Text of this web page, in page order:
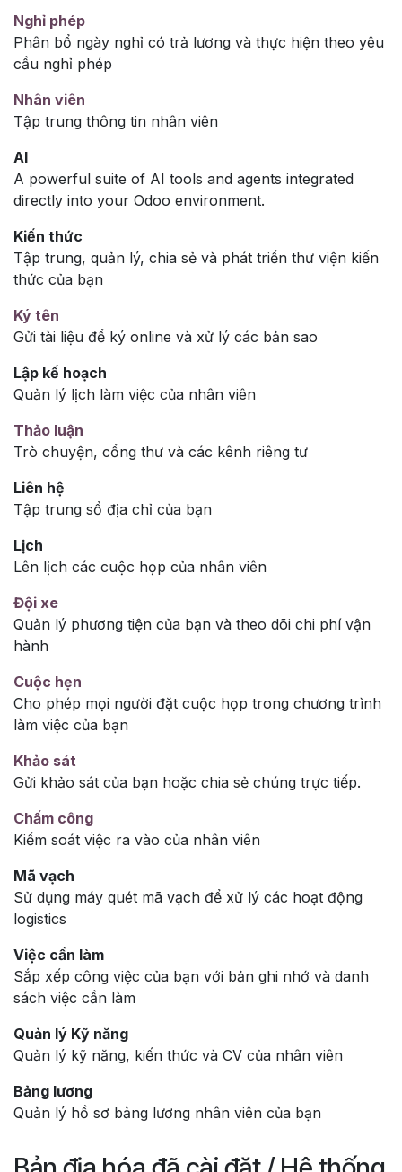
Nghỉ phép
Phân bổ ngày nghỉ có trả lương và thực hiện theo yêu
cầu nghỉ phép
Nhân viên
Tập trung thông tin nhân viên
AI
A powerful suite of AI tools and agents integrated
directly into your Odoo environment.
Kiến thức
Tập trung, quản lý, chia sẻ và phát triển thư viện kiến
thức của bạn
Ký tên
Gửi tài liệu để ký online và xử lý các bản sao
Lập kế hoạch
Quản lý lịch làm việc của nhân viên
Thảo luận
Trò chuyện, cổng thư và các kênh riêng tư
Liên hệ
Tập trung sổ địa chỉ của bạn
Lịch
Lên lịch các cuộc họp của nhân viên
Đội xe
Quản lý phương tiện của bạn và theo dõi chi phí vận
hành
Cuộc hẹn
Cho phép mọi người đặt cuộc họp trong chương trình
làm việc của bạn
Khảo sát
Gửi khảo sát của bạn hoặc chia sẻ chúng trực tiếp.
Chấm công
Kiểm soát việc ra vào của nhân viên
Mã vạch
Sử dụng máy quét mã vạch để xử lý các hoạt động
logistics
Việc cần làm
Sắp xếp công việc của bạn với bản ghi nhớ và danh
sách việc cần làm
Quản lý Kỹ năng
Quản lý kỹ năng, kiến thức và CV của nhân viên
Bảng lương
Quản lý hồ sơ bảng lương nhân viên của bạn